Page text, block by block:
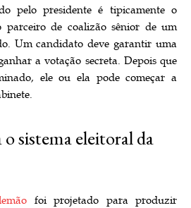
pelo presidente é tipicamente o
de coalizão sênior de um
Um candidato deve garantir uma
a votação secreta. Depois que
ele ou ela pode começar a
sistema eleitoral da
foi projetado para produzir